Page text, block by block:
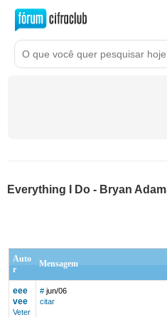
Everything I Do - Bryan
Auto
r
Mensagem
eee
vee
Veter
# jun/06
citar